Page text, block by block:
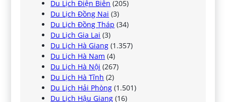
Du Lịch Điện Biên (205)
Du Lịch Đồng Nai (3)
Du Lịch Đồng Tháp (34)
Du Lịch Gia Lai (3)
Du Lịch Hà Giang (1.357)
Du Lịch Hà Nam (4)
Du Lịch Hà Nội (267)
Du Lịch Hà Tĩnh (2)
Du Lịch Hải Phòng (1.501)
Du Lịch Hậu Giang (16)